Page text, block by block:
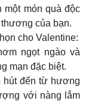
một món quà độc
của bạn.
cho Valentine:
ngọt ngào và
mạn đặc biệt.
hút đến từ hương
với nàng lắm